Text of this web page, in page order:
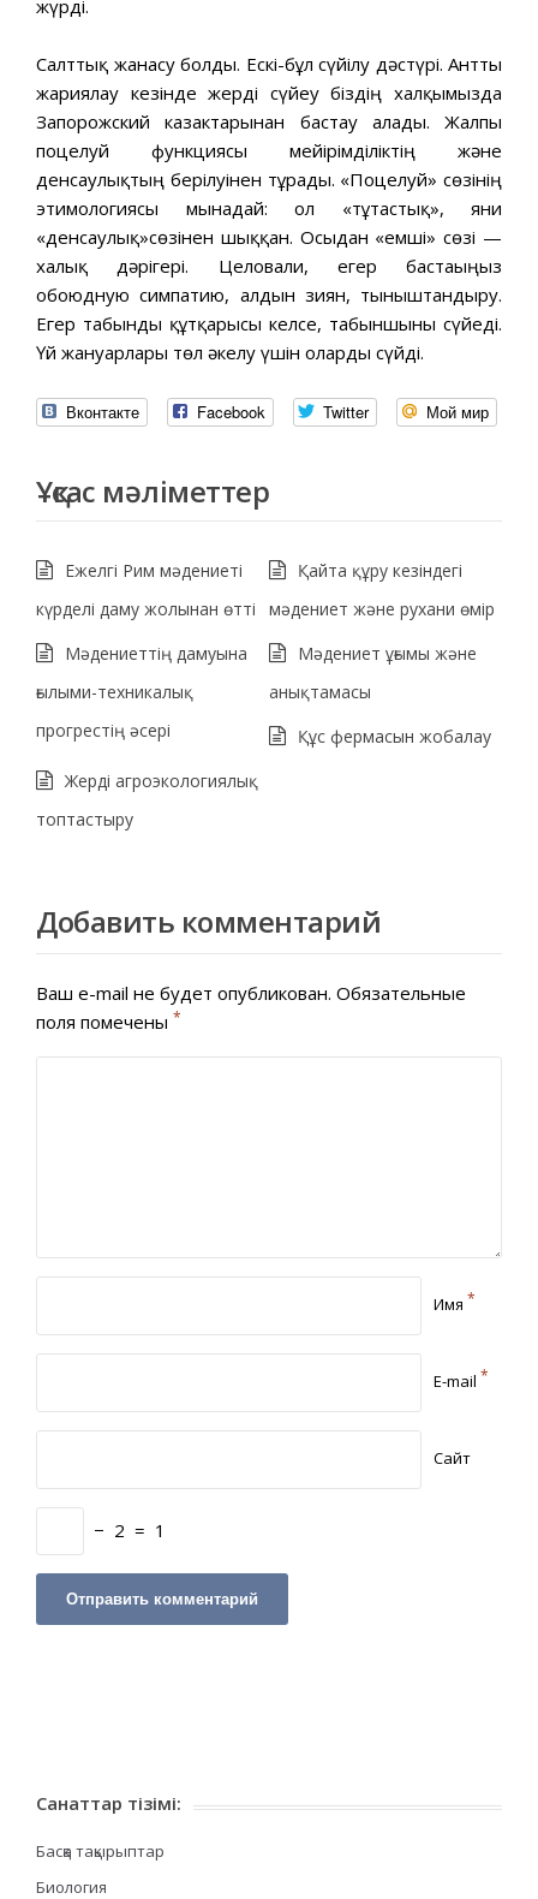
жүрді.
Салттық жанасу болды. Ескі-бұл сүйілу дәстүрі. Антты
жариялау кезінде жерді сүйеу біздің халқымызда
Запорожский казактарынан бастау алады. Жалпы
поцелуй функциясы мейірімділіктің және
денсаулықтың берілуінен тұрады. «Поцелуй» сөзінің
этимологиясы мынадай: ол «тұтастық», яғни
«денсаулық»сөзінен шыққан. Осыдан «емші» сөзі —
халық дәрігері. Целовали, егер бастағыңыз
обоюдную симпатию, алдын зиян, тыныштандыру.
Егер табынды құтқарғысы келсе, табыншыны сүйеді.
Үй жануарлары төл әкелу үшін оларды сүйді.
Вконтакте Facebook Twitter Мой мир
Ұқсас мәліметтер
Ежелгі Рим мәдениеті
күрделі даму жолынан өтті
Қайта құру кезіндегі
мәдениет және рухани өмір
Мәдениеттің дамуына
ғылыми-техникалық
прогрестің әсері
Мәдениет ұғымы және
анықтамасы
Құс фермасын жобалау
Жерді агроэкологиялық
топтастыру
Добавить комментарий
Ваш e-mail не будет опубликован. Обязательные
поля помечены *
Имя *
E-mail *
Сайт
− 2 = 1
Санаттар тізімі:
Басқа тақырыптар
Биология